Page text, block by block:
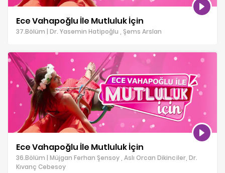
Ece Vahapoğlu İle Mutluluk İçin
37.Bölüm | Dr. Yasemin Hatipoğlu , Şems Arslan
Ece Vahapoğlu İle Mutluluk İçin
36.Bölüm | Müjgan Ferhan Şensoy , Aslı Orcan Dikinciler, Dr.
Kıvanç Cebesoy